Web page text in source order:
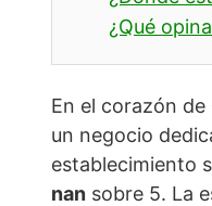
¿Qué
En el corazón de
un negocio
establecimiento
nan sobre 5. La